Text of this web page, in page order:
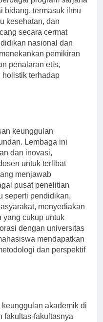
bidang, termasuk ilmu
kesehatan, dan
secara cermat
nasional dan
pemikiran
penalaran etis,
holistik terhadap
keunggulan
Lembaga ini
dan inovasi,
untuk terlibat
menjawab
pusat penelitian
seperti pendidikan,
menyediakan
yang cukup untuk
dengan universitas
mendapatkan
dan perspektif
akademik di
fakultas-fakultasnya